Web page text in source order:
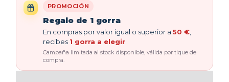
PROMOCIÓN
Regalo de 1 gorra
En compras por valor igual o superior a 50 €
recibes 1 gorra a elegir
Campaña limitada al stock disponible, válida por tique de
compra.